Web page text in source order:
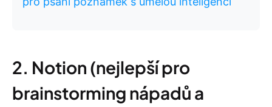
2. Notion (nejlepší pro
brainstorming nápadů a